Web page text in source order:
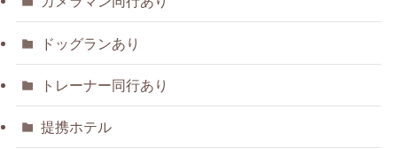
ドッグランあり
トレーナー同行あり
提携ホテル